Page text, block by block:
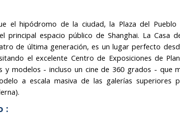
el hipódromo de la ciudad, la Plaza del Pueblo
espacio público de Shanghai. La Casa
de última generación, es un lugar perfecto
el excelente Centro de Exposiciones de
y modelos - incluso un cine de 360 grados - que
a escala masiva de las galerías superiores
: